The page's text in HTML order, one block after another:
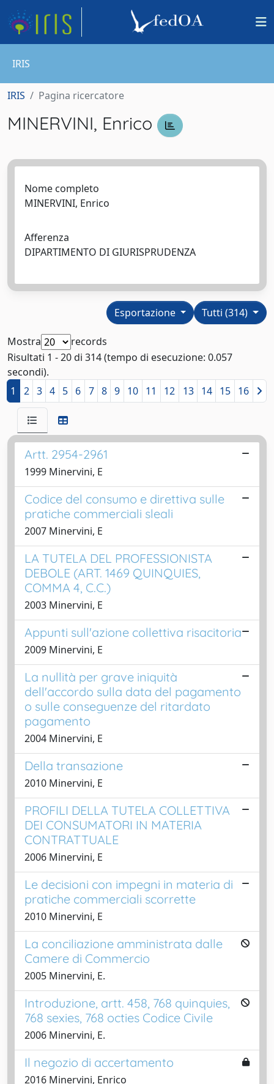
IRIS
IRIS Pagina ricercatore
MINERVINI, Enrico
Nome completo
MINERVINI, Enrico
Afferenza
DIPARTIMENTO DI GIURISPRUDENZA
Tutti (314)
Esportazione
Mostra
records
Risultati 1 - 20 di 314 (tempo di esecuzione: 0.057
secondi).
1
2 3 4 5 6 7 8 9 10 11 12 13 14 15 16
Artt. 2954-2961
1999 Minervini, E
Codice del consumo e direttiva sulle
pratiche commerciali sleali
2007 Minervini, E
LA TUTELA DEL PROFESSIONISTA
DEBOLE (ART. 1469 QUINQUIES,
COMMA 4, C.C.)
2003 Minervini, E
Appunti sull'azione collettiva risacitoria
2009 Minervini, E
La nullità per grave iniquità
dell'accordo sulla data del pagamento
o sulle conseguenze del ritardato
pagamento
2004 Minervini, E
Della transazione
2010 Minervini, E
PROFILI DELLA TUTELA COLLETTIVA
DEI CONSUMATORI IN MATERIA
CONTRATTUALE
2006 Minervini, E
Le decisioni con impegni in materia di
pratiche commerciali scorrette
2010 Minervini, E
La conciliazione amministrata dalle
Camere di Commercio
2005 Minervini, E.
Introduzione, artt. 458, 768 quinquies,
768 sexies, 768 octies Codice Civile
2006 Minervini, E.
Il negozio di accertamento
2016 Minervini, Enrico